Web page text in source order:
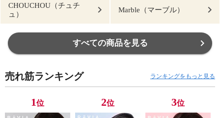
CHOUCHOU（チュチ
ュ）
Marble（マーブル）
すべての商品を見る
売れ筋ランキング ランキングをもっと見る
1位 2位 3位